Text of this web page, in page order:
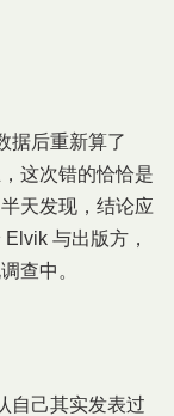
据后重新算了
这次错的恰恰是
天发现，结论应
与出版方，
查中。
自己其实发表过